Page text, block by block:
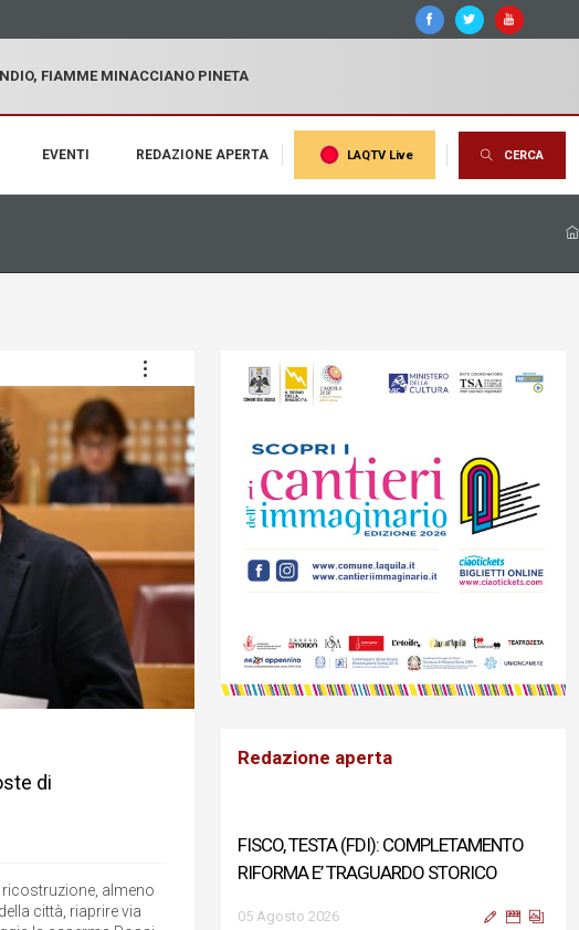
FIAMME MINACCIANO PINETA
EVENTI REDAZIONE APERTA LAQTV Live CERCA
di
ricostruzione, almeno
città, riaprire via
Redazione aperta
FISCO, TESTA (FDI): COMPLETAMENTO
RIFORMA E’ TRAGUARDO STORICO
05 Agosto 2026